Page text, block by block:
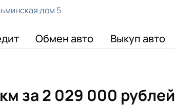
дом 5
Обмен авто Выкуп авто
за 2 029 000 рублей